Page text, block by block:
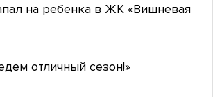
на ребенка в ЖК «Вишневая
отличный сезон!»